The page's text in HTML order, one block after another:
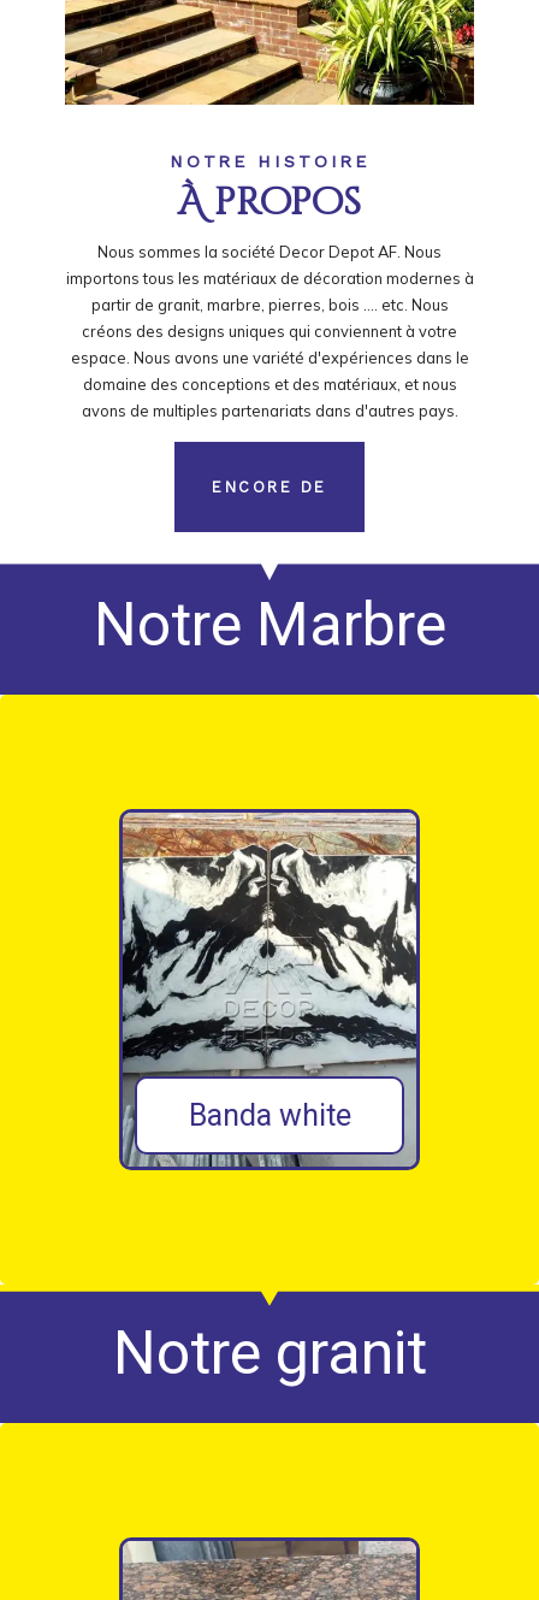
NOTRE HISTOIRE
À propos
Nous sommes la société Decor Depot AF. Nous
importons tous les matériaux de décoration modernes à
partir de granit, marbre, pierres, bois .... etc. Nous
créons des designs uniques qui conviennent à votre
espace. Nous avons une variété d'expériences dans le
domaine des conceptions et des matériaux, et nous
avons de multiples partenariats dans d'autres pays.
ENCORE DE
Notre Marbre
Black marquina
Notre granit